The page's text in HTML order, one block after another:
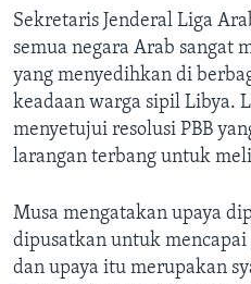
Sekretaris Jenderal Liga
semua negara Arab sangat
yang menyedihkan di
keadaan warga sipil Libya.
menyetujui resolusi PBB
larangan terbang untuk
Musa mengatakan upaya
dipusatkan untuk mencapai
dan upaya itu merupakan